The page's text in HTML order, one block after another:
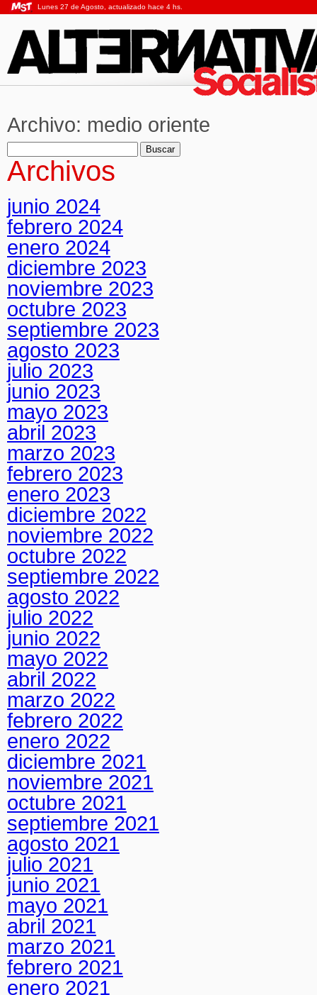
Lunes 27 de Agosto, actualizado hace 4 hs.
Archivo: medio oriente
Buscar:
Archivos
junio 2024
febrero 2024
enero 2024
diciembre 2023
noviembre 2023
octubre 2023
septiembre 2023
agosto 2023
julio 2023
junio 2023
mayo 2023
abril 2023
marzo 2023
febrero 2023
enero 2023
diciembre 2022
noviembre 2022
octubre 2022
septiembre 2022
agosto 2022
julio 2022
junio 2022
mayo 2022
abril 2022
marzo 2022
febrero 2022
enero 2022
diciembre 2021
noviembre 2021
octubre 2021
septiembre 2021
agosto 2021
julio 2021
junio 2021
mayo 2021
abril 2021
marzo 2021
febrero 2021
enero 2021